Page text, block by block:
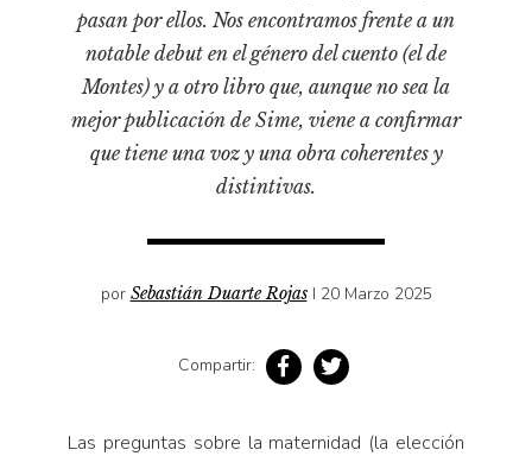
Narrativas visuales
Pensamiento
Pensamiento ilustrado
Personaje
Personajes secundarios
pasan por ellos. Nos encontramos frente a un
notable debut en el género del cuento (el de
Montes) y a otro libro que, aunque no sea la
mejor publicación de Sime, viene a confirmar
que tiene una voz y una obra coherentes y
distintivas.
por Sebastián Duarte Rojas I 20 Marzo 2025
Compartir:
Las preguntas sobre la maternidad (la elección